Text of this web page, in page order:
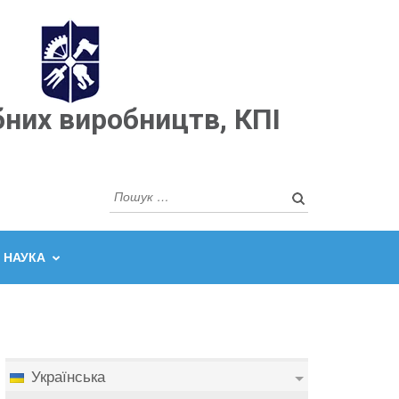
виробництв, КПІ
Пошук:
НАУКА
Українська